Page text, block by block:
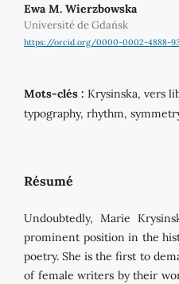
Ewa M. Wierzbowska
Université de Gdańsk
https://orcid.org/0000-0002-4888-
Mots-clés : Krysinska, vers
typography, rhythm,
Résumé
Undoubtedly, Marie
prominent position in the
poetry. She is the first to
of female writers by their